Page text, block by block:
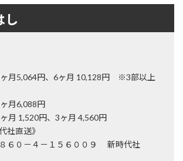
し
ヶ月5,064円、6ヶ月 10,128円 ※3部以上
月6,088円
月 1,520円、3ヶ月 4,560円
社直送》
６０－４－１５６００９ 新時代社